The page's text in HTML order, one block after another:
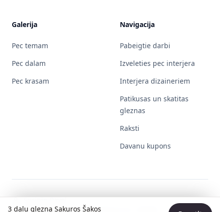
3 dalu glezna Sakuros Šakos
Galerija
Pec temam
Pec dalam
Pec krasam
Navigacija
Pabeigtie darbi
Izveleties pec interjera
Interjera dizaineriem
Patikusas un skatitas
gleznas
Raksti
Davanu kupons
Surinin Pavel
Individualios veiklos pažymos Nr. 730596